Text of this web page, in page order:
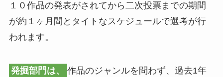
１０作品の発表がされてから二次投票までの期間
が約１ヶ月間とタイトなスケジュールで選考が行
われます。
発掘部門は、
作品のジャンルを問わず、過去1年